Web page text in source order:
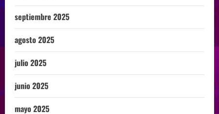
septiembre 2025
agosto 2025
julio 2025
junio 2025
mayo 2025